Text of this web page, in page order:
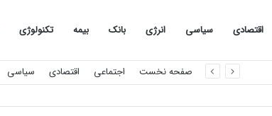
اقتصادی سیاسی انرژی بانک بیمه تکنولوژی
صفحه نخست اجتماعی اقتصادی سیاسی